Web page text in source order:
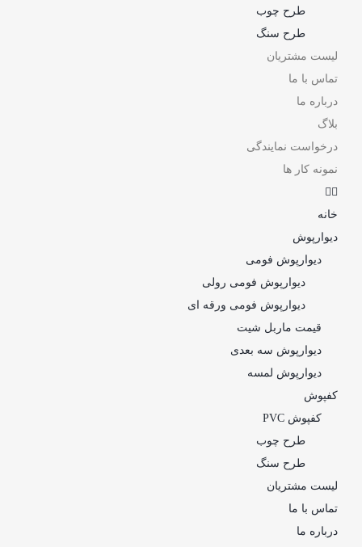
طرح چوب
طرح سنگ
لیست مشتریان
تماس با ما
درباره ما
بلاگ
درخواست نمایندگی
نمونه کار ها
خانه
دیوارپوش
دیوارپوش فومی
دیوارپوش فومی رولی
دیوارپوش فومی ورقه ای
قیمت ماربل شیت
دیوارپوش سه بعدی
دیوارپوش لمسه
کفپوش
کفپوش PVC
طرح چوب
طرح سنگ
لیست مشتریان
تماس با ما
درباره ما